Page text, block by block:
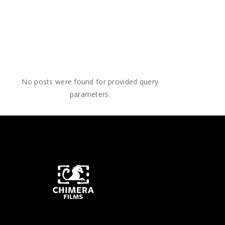
No posts were found for provided query
parameters.